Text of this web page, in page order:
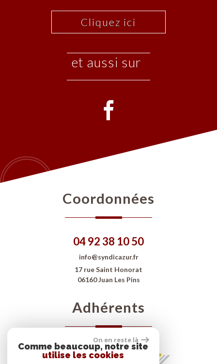
Cliquez ici
et aussi sur
Coordonnées
04 92 38 10 50
info@syndicazur.fr
17 rue Saint Honorat
06160 Juan Les Pins
Adhérents
On en reste là
Comme beaucoup, notre site
utilise les cookies